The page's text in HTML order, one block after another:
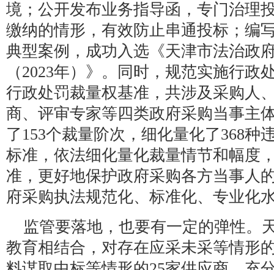
境；公开发布业务指导函，专门治理
缴纳的情形，有效防止串通投标；编
典型案例，成功入选《天津市法治政
（2023年）》。同时，规范实施行政
行政处罚裁量权基准，共涉及采购人
商、评审专家等四类政府采购当事主
了153个裁量阶次，细化量化了368种
标准，依法细化量化裁量情节和幅度
准，更好地保护政府采购各方当事人
府采购执法规范化、标准化、专业化
监管要落地，也要有一定的弹性。
教育相结合，对存在应采未采等情形